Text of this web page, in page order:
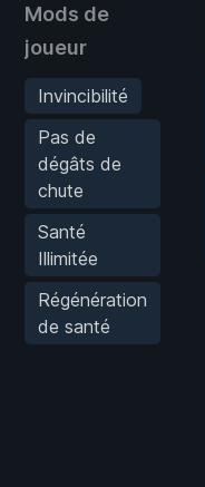
Mods de
joueur
Invincibilité
Pas de
dégâts de
chute
Santé
Illimitée
Régénération
de santé